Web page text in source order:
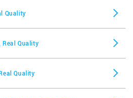
Quality
Real Quality
Quality